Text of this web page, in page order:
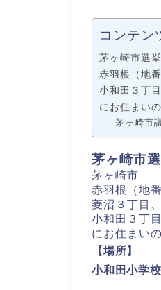
コンテン
茅ヶ崎市選
赤羽根（地
小和田３丁目
にお住まい
茅ヶ崎市
茅ヶ崎市
茅ヶ崎市
赤羽根（地
菱沼３丁目、
小和田３丁目
にお住まい
【場所】
小和田小学